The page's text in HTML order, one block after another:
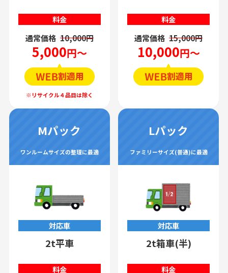
料金
通常価格 10,000円
5,000円～
料金
通常価格 15,000円
10,000円～
Mパック
ワンルームサイズの整理に最適
対応車
2t平車
料金
Lパック
ファミリーサイズ(普通)に最適
対応車
2t箱車(半)
料金